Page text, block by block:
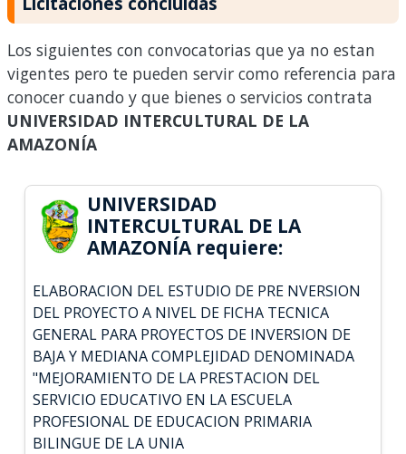
Los siguientes con convocatorias que ya no estan
vigentes pero te pueden servir como referencia para
conocer cuando y que bienes o servicios contrata
UNIVERSIDAD INTERCULTURAL DE LA
AMAZONÍA
UNIVERSIDAD
INTERCULTURAL DE LA
AMAZONÍA requiere:
ELABORACION DEL ESTUDIO DE PRE NVERSION
DEL PROYECTO A NIVEL DE FICHA TECNICA
GENERAL PARA PROYECTOS DE INVERSION DE
BAJA Y MEDIANA COMPLEJIDAD DENOMINADA
"MEJORAMIENTO DE LA PRESTACION DEL
SERVICIO EDUCATIVO EN LA ESCUELA
PROFESIONAL DE EDUCACION PRIMARIA
BILINGUE DE LA UNIA